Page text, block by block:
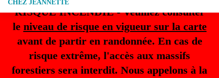
RISQUE INCENDIE - Veuillez consulter
le niveau de risque en vigueur sur la carte
avant de partir en randonnée. En cas de
risque extrême, l'accès aux massifs
forestiers sera interdit. Nous appelons à la
CHEZ JEANNETTE